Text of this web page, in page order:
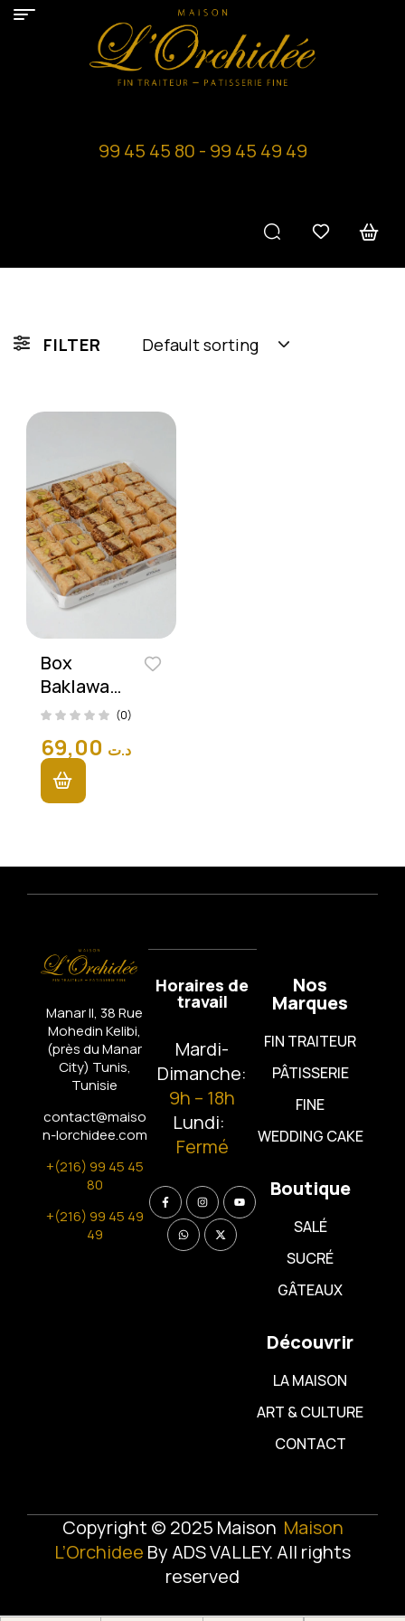
99 45 45 80 - 99 45 49 49
FILTER Default sorting
Box
Baklawa
Mixte 35 (0)
د.ت
Manar II, 38 Rue
Mohedin Kelibi,
(près du Manar
City) Tunis,
Tunisie
contact@maiso
n-lorchidee.com
+(216) 99 45 45
80
+(216) 99 45 49
49
Nos
Marques
FIN TRAITEUR
PÂTISSERIE
FINE
WEDDING CAKE
Boutique
SALÉ
SUCRÉ
GÂTEAUX
Découvrir
LA MAISON
ART & CULTURE
CONTACT
Horaires de
travail
Mardi-
Dimanche:
9h – 18h
Lundi:
Fermé
Copyright © 2025 Maison Maison
L’Orchidee By ADS VALLEY. All rights
reserved